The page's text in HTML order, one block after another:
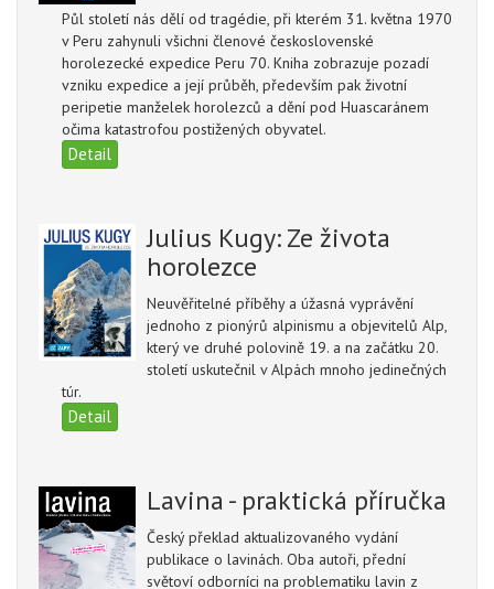
Půl století nás dělí od tragédie, při kterém 31. května 1970
v Peru zahynuli všichni členové československé
horolezecké expedice Peru 70. Kniha zobrazuje pozadí
vzniku expedice a její průběh, především pak životní
peripetie manželek horolezců a dění pod Huascaránem
očima katastrofou postižených obyvatel.
Detail
Julius Kugy: Ze života
horolezce
Neuvěřitelné příběhy a úžasná vyprávění
jednoho z pionýrů alpinismu a objevitelů Alp,
který ve druhé polovině 19. a na začátku 20.
století uskutečnil v Alpách mnoho jedinečných
túr.
Detail
Lavina - praktická příručka
Český překlad aktualizovaného vydání
publikace o lavinách. Oba autoři, přední
světoví odborníci na problematiku lavin z